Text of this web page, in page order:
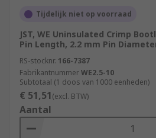
Tijdelijk niet op voorraad
JST, WE Uninsulated Crimp
Pin Length, 2.2 mm Pin
RS-stocknr. 166-7387
FabrikantnummerWE2.5-10
Subtotaal (1 doos van 1000 eenheden)
€ 51,51(excl. BTW)
Aantal